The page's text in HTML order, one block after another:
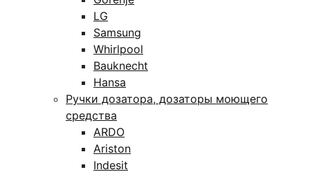
LG
Samsung
Whirlpool
Bauknecht
Hansa
Ручки дозатора, дозаторы моющего
средства
ARDO
Ariston
Indesit